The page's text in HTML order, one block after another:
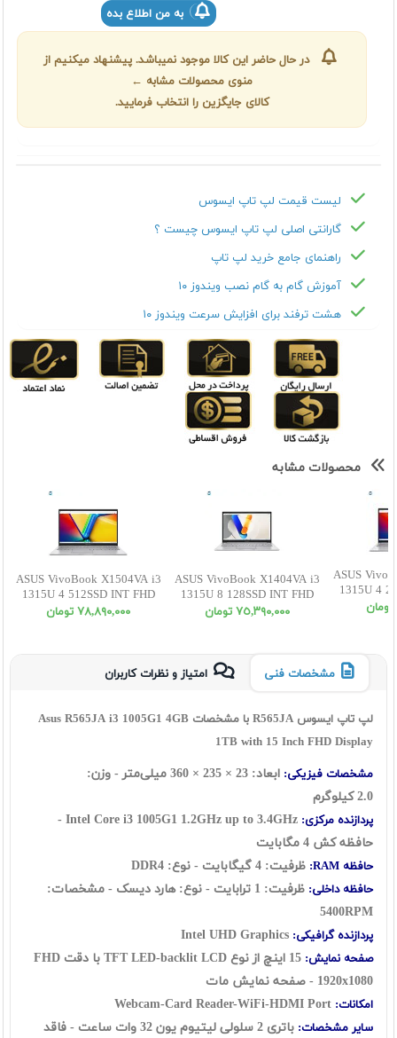
به من اطلاع بده
در حال حاضر این کالا موجود نمیباشد. پیشنهاد میکنیم از
منوی محصولات مشابه ←
کالای جایگزین را انتخاب فرمایید.
لیست قیمت لپ تاپ ایسوس
گارانتی اصلی لپ تاپ ایسوس چیست ؟
راهنمای جامع خرید لپ تاپ
آموزش گام به گام نصب ویندوز ۱۰
هشت ترفند برای افزایش سرعت ویندوز ۱۰
محصولات مشابه
ASUS VivoBook X1504VA i3
1315U 4 512SSD INT FHD
٧٨,٨٩٠,٠٠٠ تومان
ASUS VivoBook X1404VA i3
1315U 8 128SSD INT FHD
٧٥,٣٩٠,٠٠٠ تومان
ASUS
1315U 4
مشخصات فنی امتیاز و نظرات کاربران
لپ تاپ ایسوس R565JA با مشخصات Asus R565JA i3 1005G1 4GB
1TB with 15 Inch FHD Display
مشخصات فیزیکی:
ابعاد: 23 × 235 × 360 میلی‌متر - وزن:
2.0 کیلوگرم
پردازنده مرکزی: Core i3 1005G1
1.2GHz up to 3.4GHz -
حافظه کش 4 مگابایت
حافظه RAM: ظرفیت: 4 گيگابايت - نوع: DDR4
حافظه داخلی:
ظرفیت: 1 ترابايت - نوع: هارد ديسک - مشخصات:
5400RPM
پردازنده گرافیکی: Intel UHD Graphics
صفحه نمایش:
15 اينچ از نوع TFT LED-backlit LCD با دقت FHD
1920x1080 - صفحه نمایش مات
امکانات:
سایر مشخصات:
باتری 2 سلولی لیتیوم یون 32 وات ساعت - فاقد